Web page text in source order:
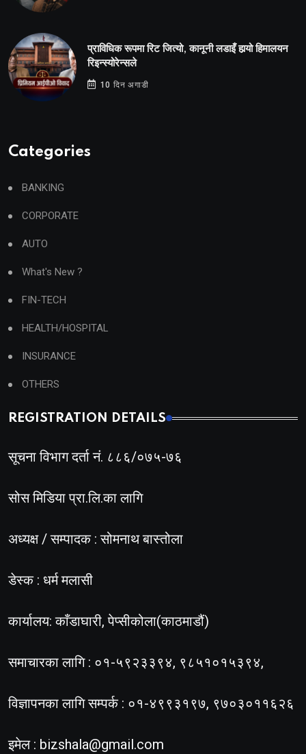
प्राविधिक रूपमा रिट जित्यो, कानूनी लडाइँ हार्‍यो हिमालयन
रिइन्स्योरेन्सले
10 दिन अगाडी
Categories
BANKING
CORPORATE
AUTO
What's New ?
FIN-TECH
HEALTH/HOSPITAL
INSURANCE
OTHERS
REGISTRATION DETAILS
सूचना विभाग दर्ता नं. ८८६/०७५-७६
सोस मिडिया प्रा.लि.का लागि
अध्यक्ष / सम्पादक : सोमनाथ बास्तोला
डेस्क : धर्म मलासी
कार्यालय: काँडाघारी, पेप्सीकोला(काठमाडौं)
समाचारका लागि : ०१-५९२३३९४, ९८५१०१५३९४,
विज्ञापनका लागि सम्पर्क : ०१-४९९३१९७, ९७०३०११६२६
इमेल : bizshala@gmail.com